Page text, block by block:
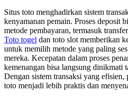
Situs toto menghadirkan sistem
kenyamanan pemain. Proses deposit
metode pembayaran, termasuk
Toto togel dan toto slot memberikan
untuk memilih metode yang paling
mereka. Kecepatan dalam proses
kemenangan bisa langsung dinikmati
Dengan sistem transaksi yang efisien,
toto menjadi lebih praktis dan